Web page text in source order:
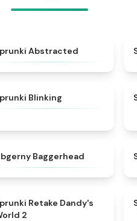
Abstracted
Blinking
Baggerhead
★
Retake Dandy's
2